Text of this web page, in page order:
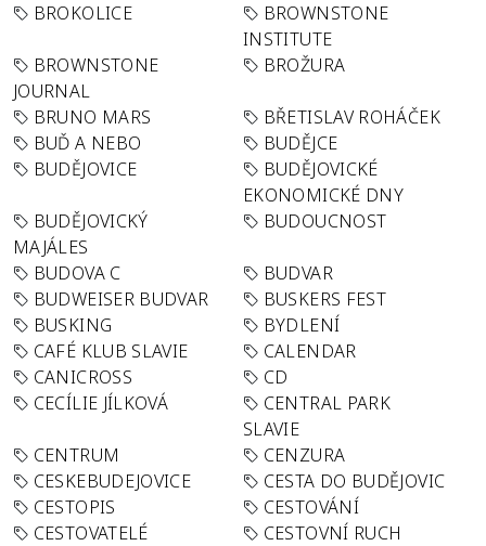
BROKOLICE
BROWNSTONE
INSTITUTE
BROWNSTONE
JOURNAL
BROŽURA
BRUNO MARS
BŘETISLAV ROHÁČEK
BUĎ A NEBO
BUDĚJCE
BUDĚJOVICE
BUDĚJOVICKÉ
EKONOMICKÉ DNY
BUDĚJOVICKÝ
MAJÁLES
BUDOUCNOST
BUDOVA C
BUDVAR
BUDWEISER BUDVAR
BUSKERS FEST
BUSKING
BYDLENÍ
CAFÉ KLUB SLAVIE
CALENDAR
CANICROSS
CD
CECÍLIE JÍLKOVÁ
CENTRAL PARK
SLAVIE
CENTRUM
CENZURA
CESKEBUDEJOVICE
CESTA DO BUDĚJOVIC
CESTOPIS
CESTOVÁNÍ
CESTOVATELÉ
CESTOVNÍ RUCH